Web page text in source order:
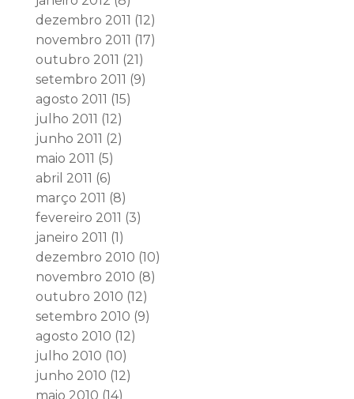
dezembro 2011 (12)
novembro 2011 (17)
outubro 2011 (21)
setembro 2011 (9)
agosto 2011 (15)
julho 2011 (12)
junho 2011 (2)
maio 2011 (5)
abril 2011 (6)
março 2011 (8)
fevereiro 2011 (3)
janeiro 2011 (1)
dezembro 2010 (10)
novembro 2010 (8)
outubro 2010 (12)
setembro 2010 (9)
agosto 2010 (12)
julho 2010 (10)
junho 2010 (12)
maio 2010 (14)